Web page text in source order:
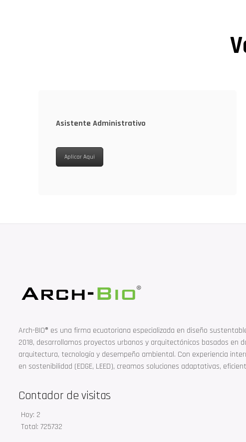
Asistente Administrativo
Aplicar Aqui
Arch-BIO® es una firma ecuatoriana especializada en diseño
2018, desarrollamos proyectos urbanos y arquitectónicos basados en
arquitectura, tecnología y desempeño ambiental. Con experiencia
en sostenibilidad (EDGE, LEED), creamos soluciones adaptativas,
Contador de visitas
Hoy: 2
Total: 725732